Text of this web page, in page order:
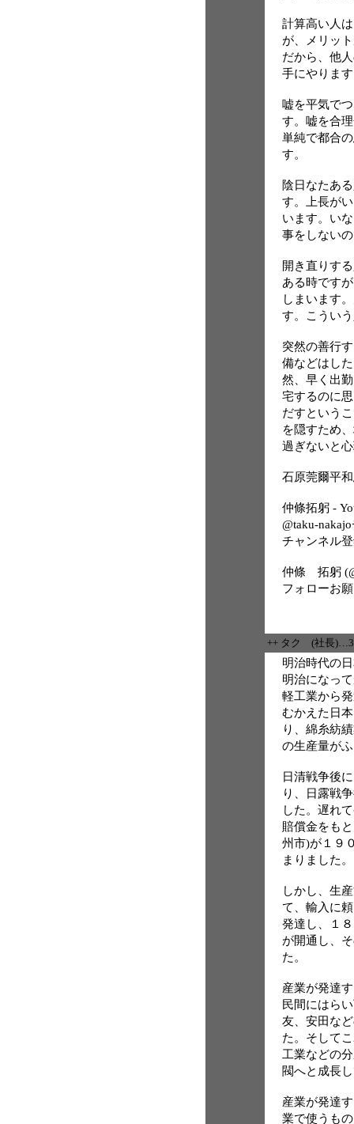
計算高い人
が、メリッ
だから、他
手にやりま
嘘を平気で
す。嘘を合
単純で都合
す。
陰日なたあ
す。上長が
います。い
事をしない
開き直りす
ある時です
しまいます
す。こうい
突然の善行
備などはし
然、早く出
宅するのに
だすという
を隠すため
過ぎないと
石原莞爾平
仲條拓躬 -
@taku-
チャンネル
仲條 拓躬
フォローお
++ タク (社長
明治時代の
明治になっ
軽工業から
むかえた日
り、綿糸紡
の生産量が
日清戦争後
り、日露戦
した。遅れ
賠償金をも
州市)が１９
まりました。
しかし、生
て、輸入に
発達し、１
が開通し、
た。
産業が発達
民間にはら
友、安田な
た。そして
工業などの
閥へと成長
産業が発達
業で使うも